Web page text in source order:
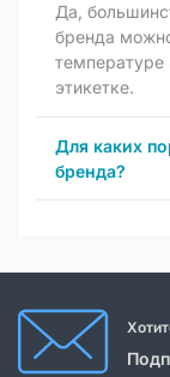
Да,
бренда
температуре
этикетке.
Для каких
бренда?